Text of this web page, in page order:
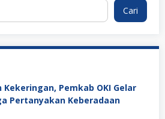
Cari
Pemkab OKI Gelar
Pertanyakan Keberadaan